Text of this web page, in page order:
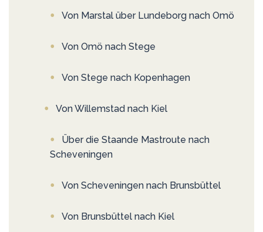
Von Marstal über Lundeborg nach Omö
Von Omö nach Stege
Von Stege nach Kopenhagen
Von Willemstad nach Kiel
Über die Staande Mastroute nach
Scheveningen
Von Scheveningen nach Brunsbüttel
Von Brunsbüttel nach Kiel